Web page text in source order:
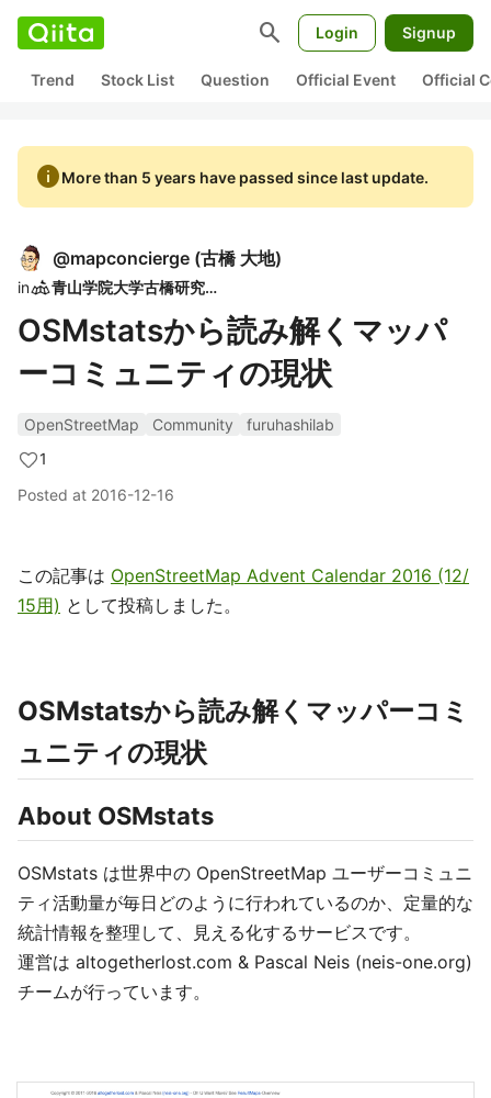
search Login Signup
Trend Stock List Question Official Event Official
infoMore than 5 years have passed since last update.
@mapconcierge (古橋 大地)
in 青山学院大学古橋研究室
OSMstatsから読み解くマッパ
ーコミュニティの現状
OpenStreetMap Community
furuhashilab
1
Posted at 2016-12-16
この記事は OpenStreetMap Advent Calendar 2016 (12/
15用) として投稿しました。
OSMstatsから読み解くマッパーコミ
ュニティの現状
About OSMstats
OSMstats は世界中の OpenStreetMap ユーザーコミュニ
ティ活動量が毎日どのように行われているのか、定量的な
統計情報を整理して、見える化するサービスです。
運営は altogetherlost.com & Pascal Neis (neis-one.org)
チームが行っています。